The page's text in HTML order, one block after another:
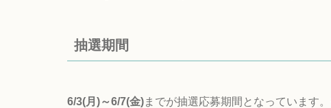
抽選期間
6/3(月)～6/7(金)までが抽選応募期間となっています。